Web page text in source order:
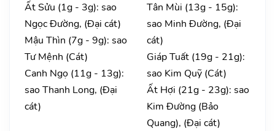
Ất Sửu (1g - 3g): sao
Ngọc Đường, (Đại cát)
Mậu Thìn (7g - 9g): sao
Tư Mệnh (Cát)
Canh Ngọ (11g - 13g):
sao Thanh Long, (Đại
cát)
Tân Mùi (13g - 15g):
sao Minh Đường, (Đại
cát)
Giáp Tuất (19g - 21g):
sao Kim Quỹ (Cát)
Ất Hợi (21g - 23g): sao
Kim Đường (Bảo
Quang), (Đại cát)